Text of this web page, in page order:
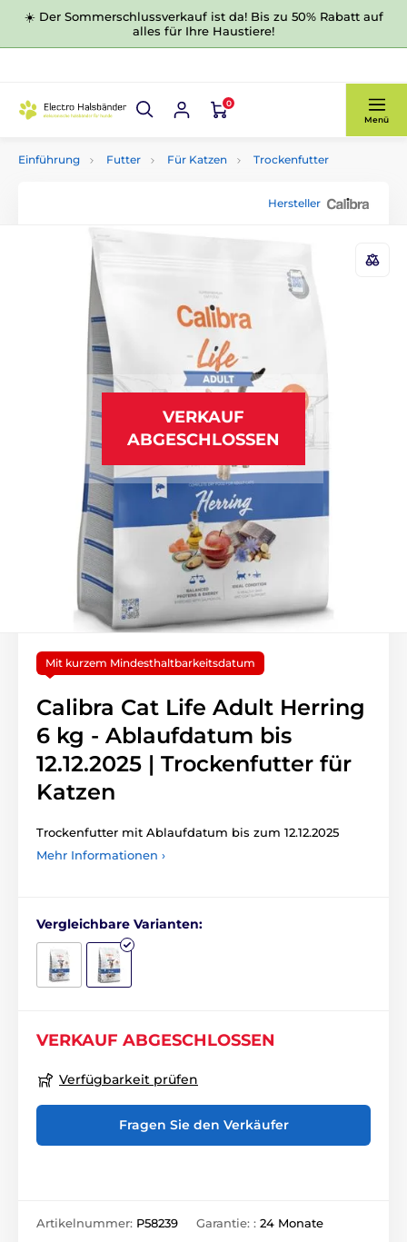
☀️ Der Sommerschlussverkauf ist da! Bis zu 50% Rabatt auf
alles für Ihre Haustiere!
0
Menü
Einführung Futter Für Katzen Trockenfutter
Hersteller
VERKAUF
ABGESCHLOSSEN
Mit kurzem Mindesthaltbarkeitsdatum
Calibra Cat Life Adult Herring
6 kg - Ablaufdatum bis
12.12.2025 | Trockenfutter für
Katzen
Trockenfutter mit Ablaufdatum bis zum 12.12.2025
Mehr Informationen ›
Vergleichbare Varianten:
VERKAUF ABGESCHLOSSEN
Verfügbarkeit prüfen
Fragen Sie den Verkäufer
Artikelnummer: P58239 Garantie: : 24 Monate